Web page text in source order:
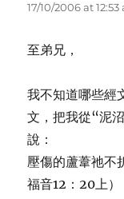
17/10/2006 at 12:53
至弟兄，
我不知道哪些經
文，把我從“泥
說：
壓傷的蘆葦祂不
福音12：20上）